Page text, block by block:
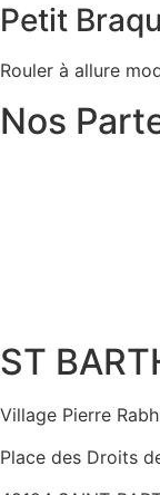
Petit
Rouler à allure
Nos
ST
Village Pierre
Place des Droits